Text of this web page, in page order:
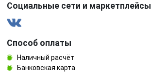
Социальные сети и маркетплейсы
Способ оплаты
Наличный расчёт
Банковская карта